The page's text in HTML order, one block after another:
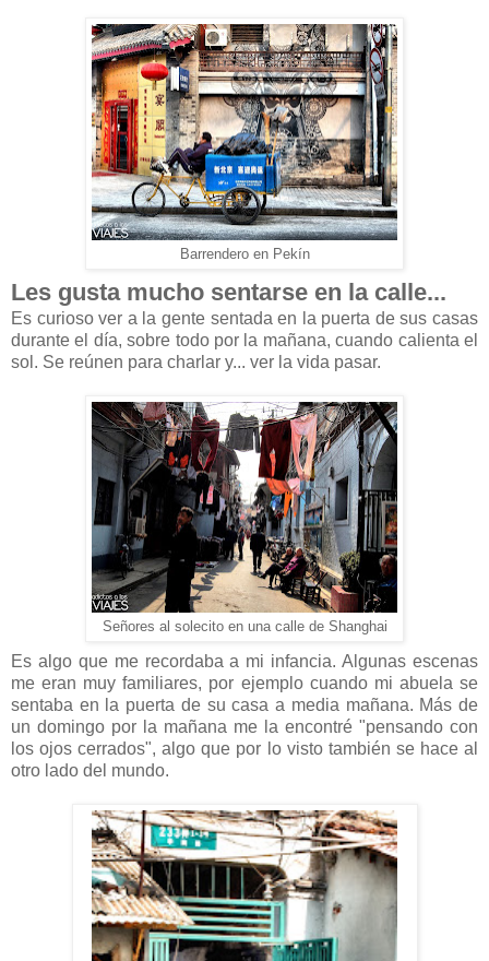
Barrendero en Pekín
Les gusta mucho sentarse en la calle...
Es curioso ver a la gente sentada en la puerta de sus casas
durante el día, sobre todo por la mañana, cuando calienta el
sol. Se reúnen para charlar y... ver la vida pasar.
Señores al solecito en una calle de Shanghai
Es algo que me recordaba a mi infancia. Algunas escenas
me eran muy familiares, por ejemplo cuando mi abuela se
sentaba en la puerta de su casa a media mañana. Más de
un domingo por la mañana me la encontré "pensando con
los ojos cerrados", algo que por lo visto también se hace al
otro lado del mundo.